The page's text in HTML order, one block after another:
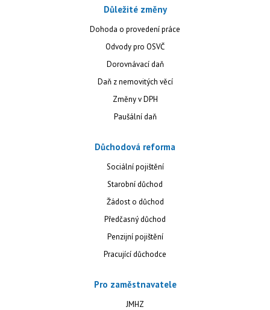
Důležité změny
Dohoda o provedení práce
Odvody pro OSVČ
Dorovnávací daň
Daň z nemovitých věcí
Změny v DPH
Paušální daň
Důchodová reforma
Sociální pojištění
Starobní důchod
Žádost o důchod
Předčasný důchod
Penzijní pojištění
Pracující důchodce
Pro zaměstnavatele
JMHZ